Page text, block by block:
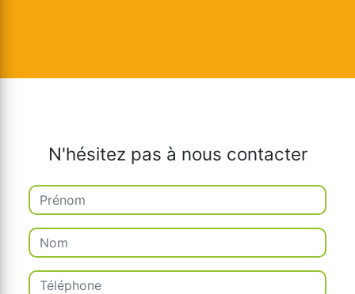
N'hésitez pas à nous contacter